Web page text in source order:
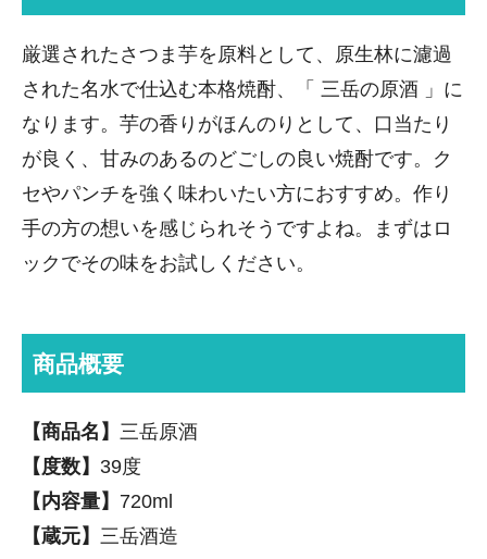
厳選されたさつま芋を原料として、原生林に濾過
された名水で仕込む本格焼酎、「 三岳の原酒 」に
なります。芋の香りがほんのりとして、口当たり
が良く、甘みのあるのどごしの良い焼酎です。ク
セやパンチを強く味わいたい方におすすめ。作り
手の方の想いを感じられそうですよね。まずはロ
ックでその味をお試しください。
商品概要
【商品名】 三岳原酒
【度数】 39度
【内容量】 720ml
【蔵元】 三岳酒造